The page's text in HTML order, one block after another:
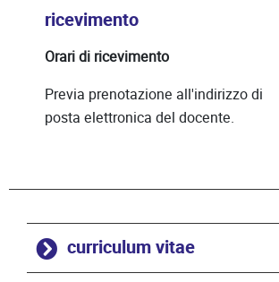
ricevimento
Orari di ricevimento
Previa prenotazione all'indirizzo di
posta elettronica del docente.
curriculum vitae